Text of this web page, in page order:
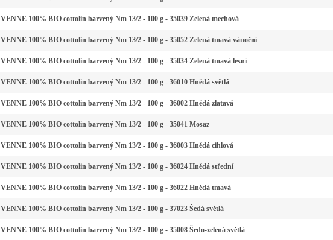
VENNE 100% BIO cottolin barvený Nm 13/2 - 100 g - 35039 Zelená mechová
VENNE 100% BIO cottolin barvený Nm 13/2 - 100 g - 35052 Zelená tmavá vánoční
VENNE 100% BIO cottolin barvený Nm 13/2 - 100 g - 35034 Zelená tmavá lesní
VENNE 100% BIO cottolin barvený Nm 13/2 - 100 g - 36010 Hnědá světlá
VENNE 100% BIO cottolin barvený Nm 13/2 - 100 g - 36002 Hnědá zlatavá
VENNE 100% BIO cottolin barvený Nm 13/2 - 100 g - 35041 Mosaz
VENNE 100% BIO cottolin barvený Nm 13/2 - 100 g - 36003 Hnědá cihlová
VENNE 100% BIO cottolin barvený Nm 13/2 - 100 g - 36024 Hnědá střední
VENNE 100% BIO cottolin barvený Nm 13/2 - 100 g - 36022 Hnědá tmavá
VENNE 100% BIO cottolin barvený Nm 13/2 - 100 g - 37023 Šedá světlá
VENNE 100% BIO cottolin barvený Nm 13/2 - 100 g - 35008 Šedo-zelená světlá